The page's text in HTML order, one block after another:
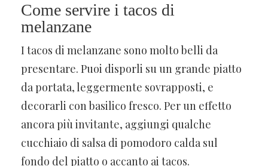
Come servire i tacos di
melanzane
I tacos di melanzane sono molto belli da
presentare. Puoi disporli su un grande piatto
da portata, leggermente sovrapposti, e
decorarli con basilico fresco. Per un effetto
ancora più invitante, aggiungi qualche
cucchiaio di salsa di pomodoro calda sul
fondo del piatto o accanto ai tacos.